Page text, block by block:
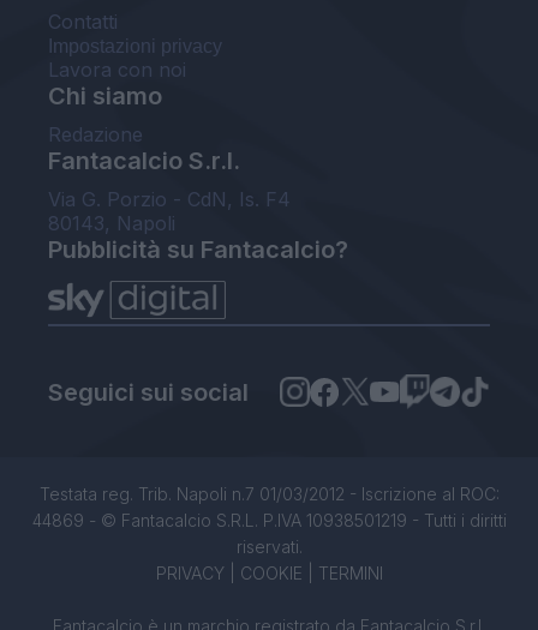
Contatti
Impostazioni privacy
Lavora con noi
Chi siamo
Redazione
Fantacalcio S.r.l.
Via G. Porzio - CdN, Is. F4
80143, Napoli
Pubblicità su Fantacalcio?
Seguici sui social
Testata reg. Trib. Napoli n.7 01/03/2012 - Iscrizione al ROC:
44869 - © Fantacalcio S.R.L. P.IVA 10938501219 - Tutti i diritti
riservati.
PRIVACY| COOKIE TERMINI
Fantacalcio è un marchio registrato da Fantacalcio S.r.l.